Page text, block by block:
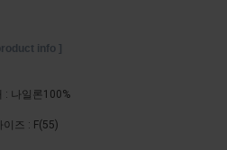
info ]
: 나일론100%
이즈 : F(55)